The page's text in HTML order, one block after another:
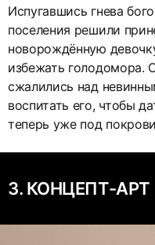
Испугавшись гнева
поселения решили
новорождённую
избежать голодомора.
сжалились над
воспитать его, чтобы
теперь уже под
3. КОНЦЕПТ-АРТ